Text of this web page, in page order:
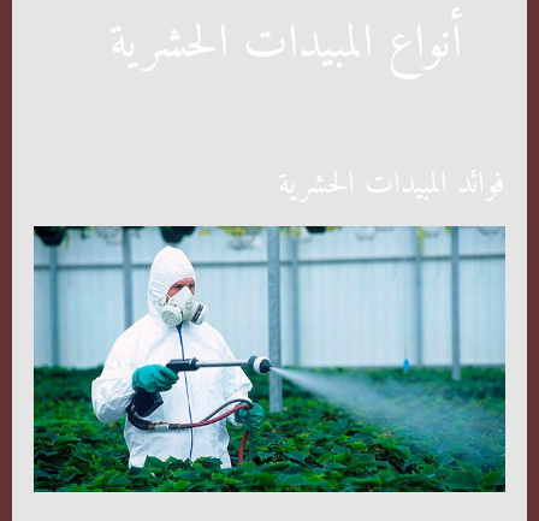
أنواع المبيدات الحشرية
فوائد المبيدات الحشرية